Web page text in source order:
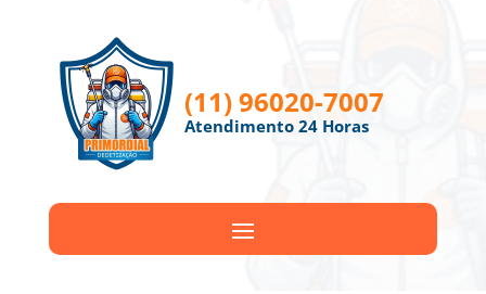
(11) 96020-7007
Atendimento 24 Horas